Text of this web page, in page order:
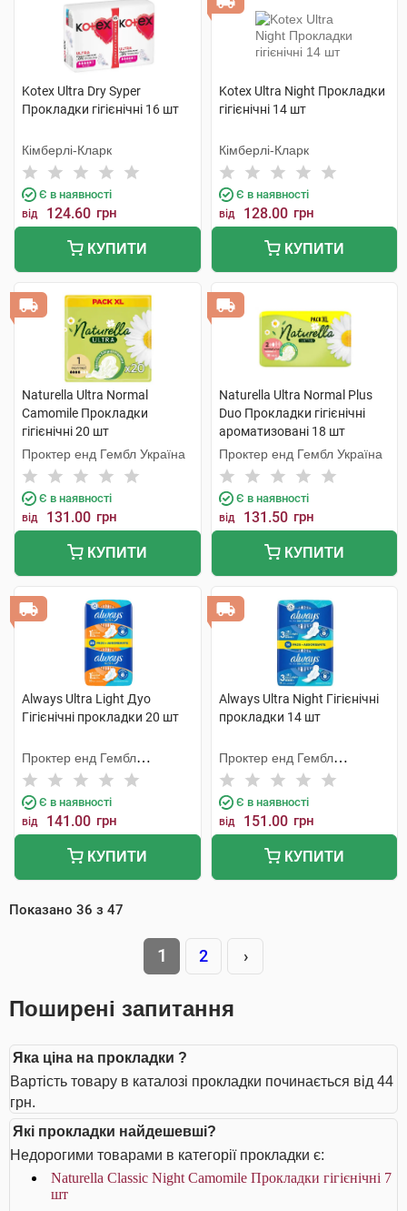
Kotex Ultra Dry Syper
Прокладки гігієнічні 16 шт
Кімберлі-Кларк
Є в наявності
від 124.60 грн
КУПИТИ
Kotex Ultra Night Прокладки
гігієнічні 14 шт
Кімберлі-Кларк
Є в наявності
від 128.00 грн
КУПИТИ
Naturella Ultra Normal
Camomile Прокладки
гігієнічні 20 шт
Проктер енд Гембл Україна
Є в наявності
від 131.00 грн
КУПИТИ
Naturella Ultra Normal Plus
Duo Прокладки гігієнічні
ароматизовані 18 шт
Проктер енд Гембл Україна
Є в наявності
від 131.50 грн
КУПИТИ
Always Ultra Light Дуо
Гігієнічні прокладки 20 шт
Проктер енд Гембл
Мануфекчурінг
Є в наявності
від 141.00 грн
КУПИТИ
Always Ultra Night Гігієнічні
прокладки 14 шт
Проктер енд Гембл
Мануфекчурінг
Є в наявності
від 151.00 грн
КУПИТИ
Показано 36 з 47
1 2 ›
Поширені запитання
Яка ціна на прокладки ?
Вартість товару в каталозі прокладки починається від 44
грн.
Які прокладки найдешевші?
Недорогими товарами в категорії прокладки є:
Naturella Classic Night Camomile Прокладки гігієнічні 7
шт